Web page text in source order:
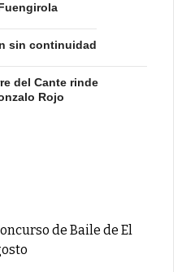
sin continuidad
del Cante rinde
Rojo
de Baile de El